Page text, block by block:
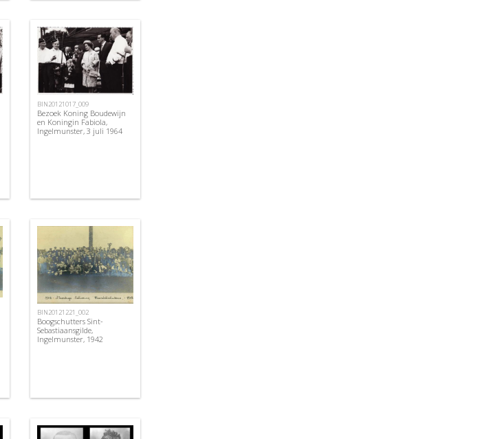
BIN20121017_009
Bezoek Koning Boudewijn
en Koningin Fabiola,
Ingelmunster, 3 juli 1964
BIN20121221_002
Boogschutters Sint-
Sebastiaansgilde,
Ingelmunster, 1942